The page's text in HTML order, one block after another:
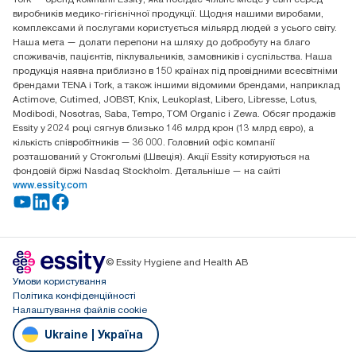
04071 м. Київ, вул. Григорія Сковороди 19,
Тел. +38 044 490 55 66
виробників медико-гігієнічної продукції. Щодня нашими виробами,
комплексами й послугами користується мільярд людей з усього світу.
Наша мета — долати перепони на шляху до добробуту на благо
споживачів, пацієнтів, піклувальників, замовників і суспільства. Наша
продукція наявна приблизно в 150 країнах під провідними всесвітніми
брендами TENA і Tork, а також іншими відомими брендами, наприклад
Actimove, Cutimed, JOBST, Knix, Leukoplast, Libero, Libresse, Lotus,
Modibodi, Nosotras, Saba, Tempo, TOM Organic і Zewa. Обсяг продажів
Essity у 2024 році сягнув близько 146 млрд крон (13 млрд євро), а
кількість співробітників — 36 000. Головний офіс компанії
розташований у Стокгольмі (Швеція). Акції Essity котируються на
фондовій біржі Nasdaq Stockholm. Детальніше — на сайті
www.essity.com
© Essity Hygiene and Health AB
Умови користування
Політика конфіденційності
Налаштування файлів cookie
Ukraine | Україна